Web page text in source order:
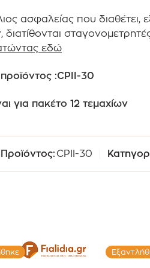
ασφαλείας που διαθέτει,
διατίθονται
εδώ
:CPII-30
για πακέτο 12 τεμαχίων
CPII-30